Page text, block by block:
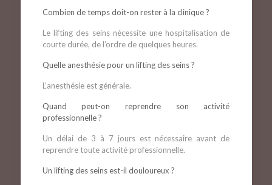
Combien de temps doit-on rester à la clinique ?
Le lifting des seins nécessite une hospitalisation de
courte durée, de l’ordre de quelques heures.
Quelle anesthésie pour un lifting des seins ?
L’anesthésie est générale.
Quand peut-on reprendre son activité
professionnelle ?
Un délai de 3 à 7 jours est nécessaire avant de
reprendre toute activité professionnelle.
Un lifting des seins est-il douloureux ?